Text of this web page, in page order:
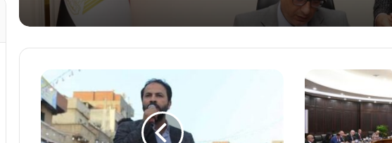
رئيس الوزراء للمصريين بالخارج: أنتم جزء
المحسوسة بالقاهرة 42 درجة.. تحذير عاجل
من الأرصاد بسبب ذروة ارتفاع الحرارة